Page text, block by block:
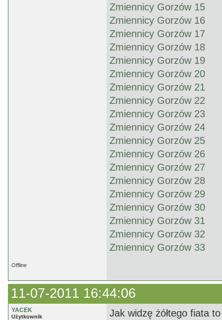
Zmiennicy Gorzów 15
Zmiennicy Gorzów 16
Zmiennicy Gorzów 17
Zmiennicy Gorzów 18
Zmiennicy Gorzów 19
Zmiennicy Gorzów 20
Zmiennicy Gorzów 21
Zmiennicy Gorzów 22
Zmiennicy Gorzów 23
Zmiennicy Gorzów 24
Zmiennicy Gorzów 25
Zmiennicy Gorzów 26
Zmiennicy Gorzów 27
Zmiennicy Gorzów 28
Zmiennicy Gorzów 29
Zmiennicy Gorzów 30
Zmiennicy Gorzów 31
Zmiennicy Gorzów 32
Zmiennicy Gorzów 33
Offline
11-07-2011 16:44:06
YACEK
Użytkownik Jak widzę żółtego fiata